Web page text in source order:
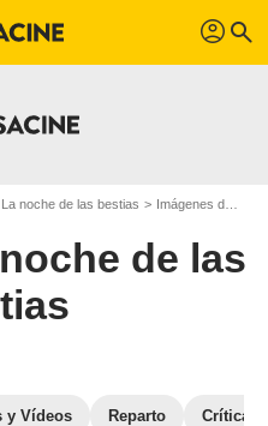
profil search
noche de las bestias Imágenes de la película Anarchy: La noche de las bestias
de las
y Vídeos Reparto Críticas